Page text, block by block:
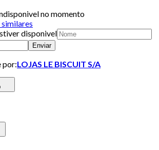
no momento
disponivel
Enviar
por:LOJAS LE BISCUIT S/A